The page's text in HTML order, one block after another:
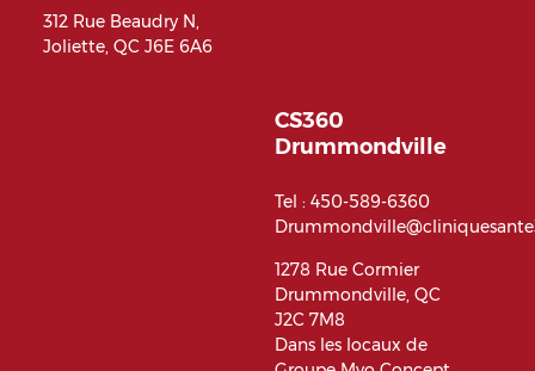
312 Rue Beaudry N,
Joliette, QC J6E 6A6
CS360
Drummondville
Tel :450-589-6360
1278 Rue Cormier
Drummondville, QC
J2C 7M8
Dans les locaux de